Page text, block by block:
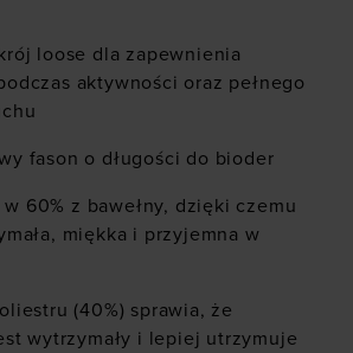
loose dla zapewnienia
aktywności oraz pełnego
fason o długości do bioder
60% z bawełny, dzięki czemu
miękka i przyjemna w
(40%) sprawia, że
wytrzymały i lepiej utrzymuje